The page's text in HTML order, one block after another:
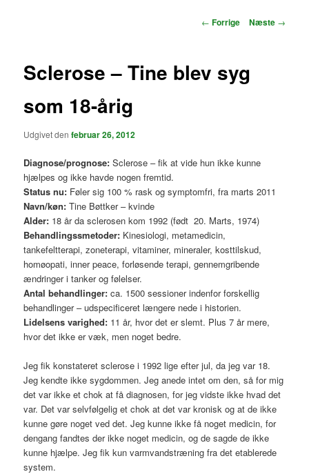
Indlægsnavigation
← Forrige Næste →
Sclerose – Tine blev syg
som 18-årig
Udgivet denfebruar 26, 2012
Diagnose/prognose:Sclerose – fik at vide hun ikke kunne
hjælpes og ikke havde nogen fremtid.
Status nu: Føler sig 100 % rask og symptomfri, fra marts 2011
Navn/køn:Tine Bøttker – kvinde
Alder: 18 år da sclerosen kom 1992 (født 20. Marts, 1974)
Behandlingssmetoder: Kinesiologi, metamedicin,
tankefeltterapi, zoneterapi, vitaminer, mineraler, kosttilskud,
homøopati, inner peace, forløsende terapi, gennemgribende
ændringer i tanker og følelser.
Antal behandlinger:ca. 1500 sessioner indenfor forskellig
behandlinger – udspecificeret længere nede i historien.
Lidelsens varighed: 11 år, hvor det er slemt. Plus 7 år mere,
hvor det ikke er væk, men noget bedre.
Jeg fik konstateret sclerose i 1992 lige efter jul, da jeg var 18.
Jeg kendte ikke sygdommen. Jeg anede intet om den, så for mig
det var ikke et chok at få diagnosen, for jeg vidste ikke hvad det
var. Det var selvfølgelig et chok at det var kronisk og at de ikke
kunne gøre noget ved det. Jeg kunne ikke få noget medicin, for
dengang fandtes der ikke noget medicin, og de sagde de ikke
kunne hjælpe. Jeg fik kun varmvandstræning fra det etablerede
system.